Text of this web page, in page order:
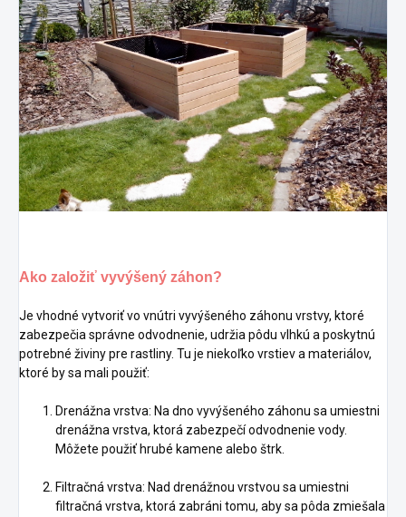
Ako založiť vyvýšený záhon?
Je vhodné vytvoriť vo vnútri vyvýšeného záhonu vrstvy, ktoré
zabezpečia správne odvodnenie, udržia pôdu vlhkú a poskytnú
potrebné živiny pre rastliny. Tu je niekoľko vrstiev a materiálov,
ktoré by sa mali použiť:
Drenážna vrstva: Na dno vyvýšeného záhonu sa umiestni
drenážna vrstva, ktorá zabezpečí odvodnenie vody.
Môžete použiť hrubé kamene alebo štrk.
Filtračná vrstva: Nad drenážnou vrstvou sa umiestni
filtračná vrstva, ktorá zabráni tomu, aby sa pôda zmiešala